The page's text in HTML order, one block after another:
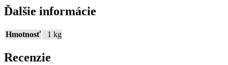
Swissinno Ultrazvukový odpuzovač zvery
Potreby pre výrobu mlieka
Starostlivosť o paznechty
Ďalšie informácie
Hmotnosť 1 kg
Recenzie